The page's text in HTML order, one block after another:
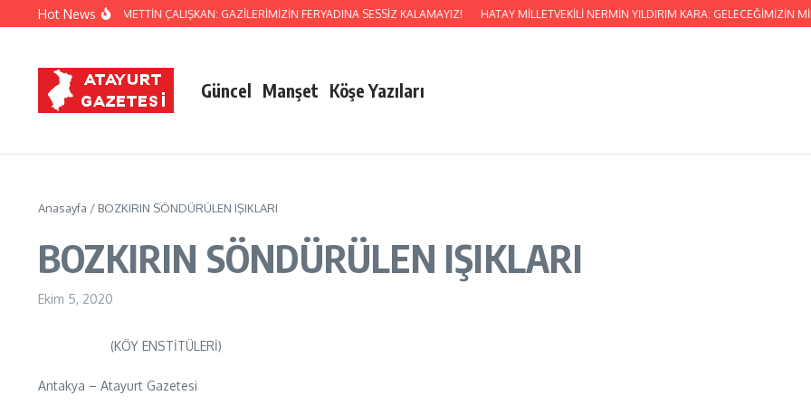
İçeriğe atlaHot News
MİLLETVEKİLİ NECMETTİN ÇALIŞKAN: GAZİLERİMİZİN FERYADINA SESSİZ KALAMAYIZ! HATAY MİLLETVEKİLİ NERMİN YILDIRIM KARA: GELECEĞİMİZİN
Güncel Manşet Köşe Yazıları
Anasayfa / BOZKIRIN SÖNDÜRÜLEN IŞIKLARI
BOZKIRIN SÖNDÜRÜLEN IŞIKLARI
Ekim 5, 2020
(KÖY ENSTİTÜLERİ)
Antakya – Atayurt Gazetesi